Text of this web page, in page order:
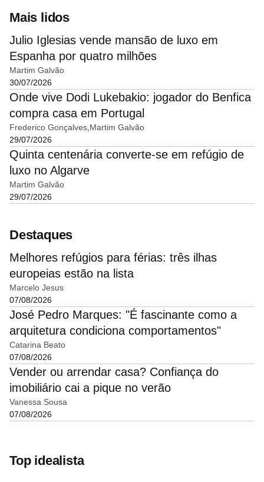
Mais lidos
Julio Iglesias vende mansão de luxo em
Espanha por quatro milhões
Martim Galvão
30/07/2026
Onde vive Dodi Lukebakio: jogador do Benfica
compra casa em Portugal
Frederico Gonçalves Martim Galvão
29/07/2026
Quinta centenária converte-se em refúgio de
luxo no Algarve
Martim Galvão
29/07/2026
Destaques
Melhores refúgios para férias: três ilhas
europeias estão na lista
Marcelo Jesus
07/08/2026
José Pedro Marques: "É fascinante como a
arquitetura condiciona comportamentos"
Catarina Beato
07/08/2026
Vender ou arrendar casa? Confiança do
imobiliário cai a pique no verão
Vanessa Sousa
07/08/2026
Top idealista